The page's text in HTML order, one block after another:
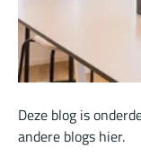
Deze blog is
andere blogs hier.